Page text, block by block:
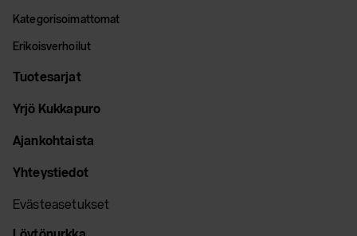
Kategorisoimattomat
Erikoisverhoilut
Tuotesarjat
Yrjö Kukkapuro
Ajankohtaista
Yhteystiedot
Evästeasetukset